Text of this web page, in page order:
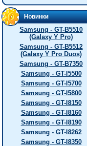
Новинки
Samsung - GT-B5510
(Galaxy Y Pro)
Samsung - GT-B5512
(Galaxy Y Pro Duos)
Samsung - GT-B7350
Samsung - GT-I5500
Samsung - GT-I5700
Samsung - GT-I5800
Samsung - GT-I8150
Samsung - GT-I8160
Samsung - GT-I8190
Samsung - GT-I8262
Samsung - GT-I8350